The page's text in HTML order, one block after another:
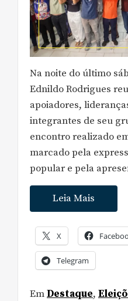
Na noite do último
Ednildo Rodrigues
apoiadores,
integrantes de seu
encontro realizado
marcado pela
popular e pela
Leia Mais
X
Telegram
EmDestaque,